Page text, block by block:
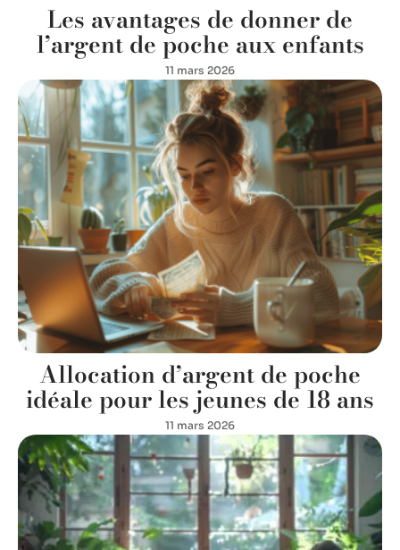
Les avantages de donner de
l’argent de poche aux enfants
11 mars 2026
Allocation d’argent de poche
idéale pour les jeunes de 18 ans
11 mars 2026